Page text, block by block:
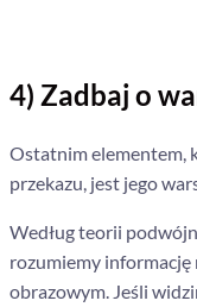
4) Zadbaj o
Ostatnim elementem,
przekazu, jest jego
Według teorii
rozumiemy informację
obrazowym. Jeśli